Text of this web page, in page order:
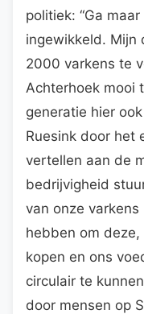
politiek: “Ga
ingewikkeld. Mijn
2000 varkens te
Achterhoek mooi
generatie hier
Ruesink door het
vertellen aan de
bedrijvigheid
van onze
hebben om
kopen en ons
circulair te
door mensen op